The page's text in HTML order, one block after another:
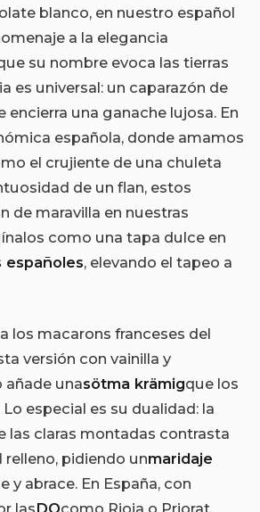
blanco, en nuestro español
a la elegancia
su nombre evoca las tierras
es universal: un caparazón de
encierra una ganache lujosa. En
española, donde amamos
el crujiente de una chuleta
de un flan, estos
de maravilla en nuestras
como una tapa dulce en
españoles, elevando el tapeo a
los macarons franceses del
versión con vainilla y
unasötma krämigque los
especial es su dualidad: la
las claras montadas contrasta
relleno, pidiendo unmaridaje
y abrace. En España, con